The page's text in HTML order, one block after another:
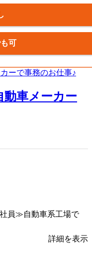
可
動車メーカー
員≫自動車系工場で
詳細を表示